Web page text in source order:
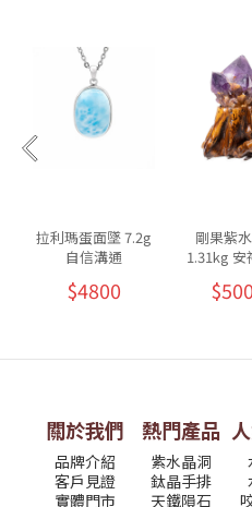
拉利瑪蛋面墜 7.2g
自信溝通
$4800
剛果紫
1.31kg 安
關於我們
品牌介紹
客戶見證
實體門市
熱門產品
紫水晶洞
鈦晶手排
天鐵隕石